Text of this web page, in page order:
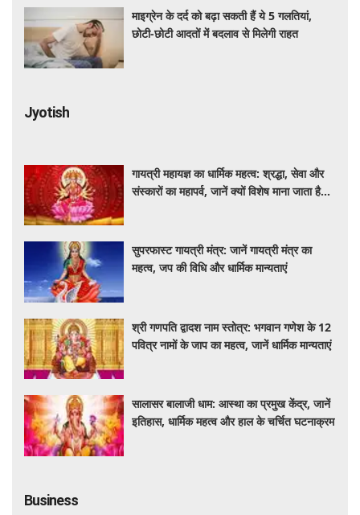
माइग्रेन के दर्द को बढ़ा सकती हैं ये 5 गलतियां,
छोटी-छोटी आदतों में बदलाव से मिलेगी राहत
Jyotish
गायत्री महायज्ञ का धार्मिक महत्व: श्रद्धा, सेवा और
संस्कारों का महापर्व, जानें क्यों विशेष माना जाता है
सुपरफास्ट गायत्री मंत्र: जानें गायत्री मंत्र का
महत्व, जप की विधि और धार्मिक मान्यताएं
श्री गणपति द्वादश नाम स्तोत्र: भगवान गणेश के 12
पवित्र नामों के जाप का महत्व, जानें धार्मिक मान्यताएं
सालासर बालाजी धाम: आस्था का प्रमुख केंद्र, जानें
इतिहास, धार्मिक महत्व और हाल के चर्चित घटनाक्रम
Business